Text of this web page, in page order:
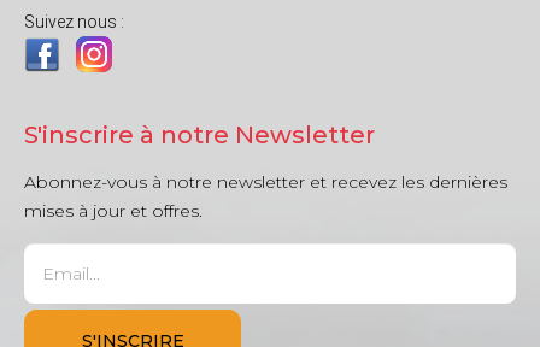
Suivez nous :
S'inscrire à notre Newsletter
Abonnez-vous à notre newsletter et recevez les dernières
mises à jour et offres.